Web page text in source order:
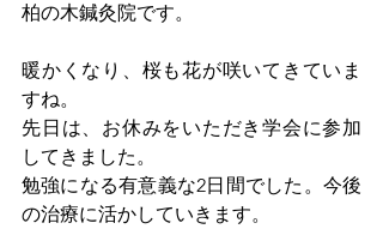
柏の木鍼灸院です。
暖かくなり、桜も花が咲いてきていま
すね。
先日は、お休みをいただき学会に参加
してきました。
勉強になる有意義な2日間でした。今後
の治療に活かしていきます。